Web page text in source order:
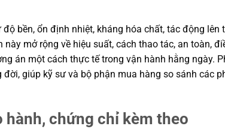
bền, ổn định nhiệt, kháng hóa chất, tác động lên
mở rộng về hiệu suất, cách thao tác, an toàn,
án một cách thực tế trong vận hành hằng ngày.
giúp kỹ sư và bộ phận mua hàng so sánh các
hành, chứng chỉ kèm theo